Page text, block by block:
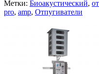
Метки: Биоакустический,
pro, amp, Отпугиватели